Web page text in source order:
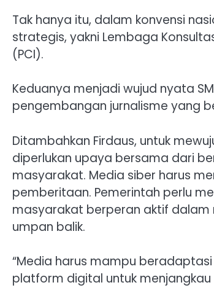
Tak hanya itu, dalam konvensi
strategis, yakni Lembaga
(PCI).
Keduanya menjadi wujud nyata
pengembangan jurnalisme yang
Ditambahkan Firdaus, untuk
diperlukan upaya bersama dari
masyarakat. Media siber harus
pemberitaan. Pemerintah perlu
masyarakat berperan aktif dalam
umpan balik.
“Media harus mampu
platform digital untuk menjangkau